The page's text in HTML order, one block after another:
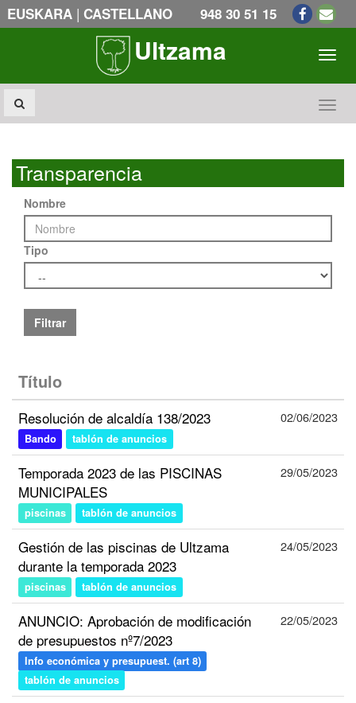
EUSKARA | CASTELLANO 948 30 51 15
Ultzama
Transparencia
Nombre
Tipo
Filtrar
Título
Resolución de alcaldía 138/2023
Bando tablón de anuncios
02/06/2023
Temporada 2023 de las PISCINAS
MUNICIPALES
piscinas tablón de anuncios
29/05/2023
Gestión de las piscinas de Ultzama
durante la temporada 2023
piscinas tablón de anuncios
24/05/2023
ANUNCIO: Aprobación de modificación
de presupuestos nº7/2023
Info económica y presupuest. (art 8)
tablón de anuncios
22/05/2023